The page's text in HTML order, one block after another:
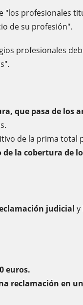
"los profesionales
de su profesión".
profesionales
que pasa de los
de la prima total
la cobertura de
judicial y
euros.
reclamación en